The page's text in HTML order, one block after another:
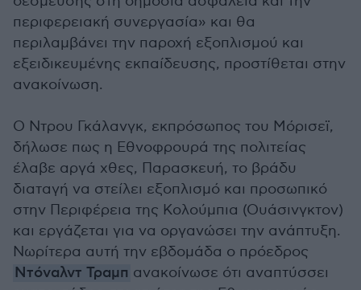
περιφερειακή συνεργασία» και θα
περιλαμβάνει την παροχή εξοπλισμού και
εξειδικευμένης εκπαίδευσης, προστίθεται στην
ανακοίνωση.
Ο Ντρου Γκάλανγκ, εκπρόσωπος του Μόρισεϊ,
δήλωσε πως η Εθνοφρουρά της πολιτείας
έλαβε αργά χθες, Παρασκευή, το βράδυ
διαταγή να στείλει εξοπλισμό και προσωπικό
στην Περιφέρεια της Κολούμπια (Ουάσινγκτον)
και εργάζεται για να οργανώσει την ανάπτυξη.
Νωρίτερα αυτή την εβδομάδα ο πρόεδρος
Ντόναλντ Τραμπ ανακοίνωσε ότι αναπτύσσει